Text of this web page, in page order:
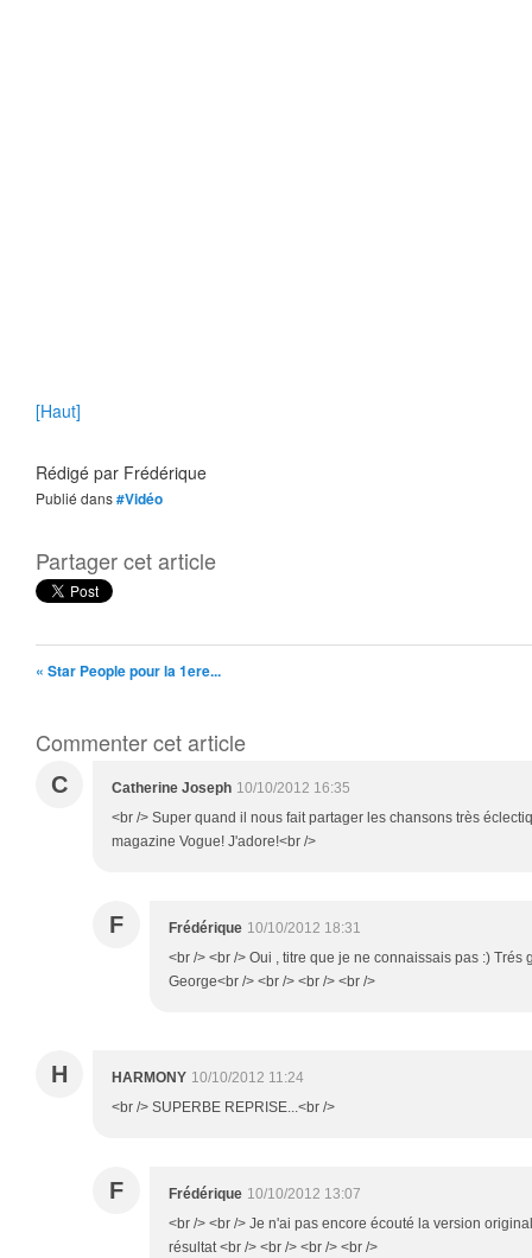
[Haut]
Rédigé par Frédérique
Publié dans#Vidéo
Partager cet article
« Star People pour la 1ere...
Commenter cet article
C Catherine Joseph 10/10/2012 16:35
<br /> Super quand il nous fait partager les chansons très
magazine Vogue! J'adore!<br />
F Frédérique 10/10/2012 18:31
<br /> <br /> Oui , titre que je ne connaissais pas :) Trés
George<br /> <br /> <br /> <br />
H HARMONY 10/10/2012 11:24
<br /> SUPERBE REPRISE...<br />
F Frédérique 10/10/2012 13:07
<br /> <br /> Je n'ai pas encore écouté la version
résultat <br /> <br /> <br /> <br />